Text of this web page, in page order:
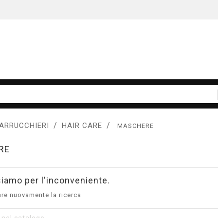
HAIR CARE MASCHERE
per l'inconveniente.
nuovamente la ricerca